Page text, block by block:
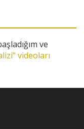
ve
videoları